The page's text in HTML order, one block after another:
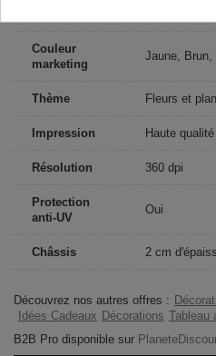
Couleur
marketing
Jaune,
Thème Fleurs et
Impression Haute qualité
Résolution 360 dpi
Protection
anti-UV
Oui
Châssis 2 cm
Découvrez nos autres offres :
Idées Cadeaux Décorations Tableau
B2B Pro disponible sur